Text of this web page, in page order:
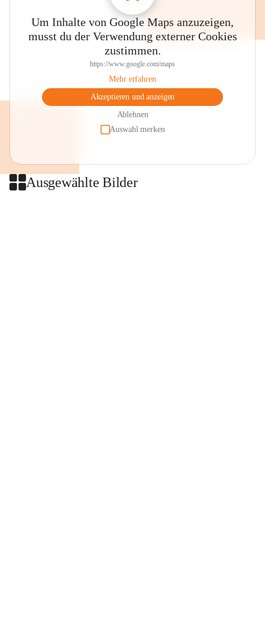
Um Inhalte von Google Maps anzuzeigen,
musst du der Verwendung externer Cookies
zustimmen.
https://www.google.com/maps
Mehr erfahren
Akzeptieren und anzeigen
Ablehnen
Auswahl merken
Ausgewählte Bilder